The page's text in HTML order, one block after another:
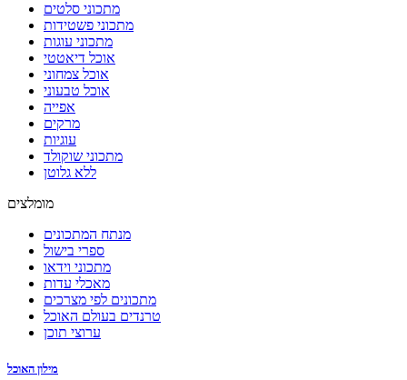
מתכוני סלטים
מתכוני פשטידות
מתכוני עוגות
אוכל דיאטטי
אוכל צמחוני
אוכל טבעוני
אפייה
מרקים
עוגיות
מתכוני שוקולד
ללא גלוטן
מומלצים
מנתח המתכונים
ספרי בישול
מתכוני וידאו
מאכלי עדות
מתכונים לפי מצרכים
טרנדים בעולם האוכל
ערוצי תוכן
מילון האוכל